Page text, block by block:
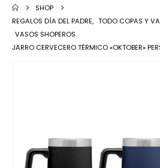
SHOP
REGALOS DÍA DEL PADRE, TODO COPAS Y
VASOS SHOPEROS
JARRO CERVECERO TÉRMICO «OKTOBER»